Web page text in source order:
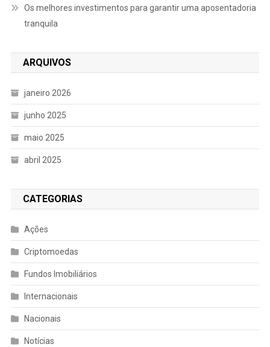
Os melhores investimentos para garantir uma aposentadoria
tranquila
ARQUIVOS
janeiro 2026
junho 2025
maio 2025
abril 2025
CATEGORIAS
Ações
Criptomoedas
Fundos Imobiliários
Internacionais
Nacionais
Notícias